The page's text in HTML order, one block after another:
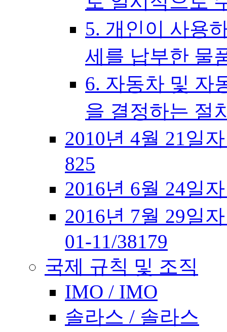
5. 개인이 사용
세를 납부한 물
6. 자동차 및 자
을 결정하는 절
2010년 4월 21일
825
2016년 6월 24일
2016년 7월 29일
01-11/38179
국제 규칙 및 조직
IMO / IMO
솔라스 / 솔라스